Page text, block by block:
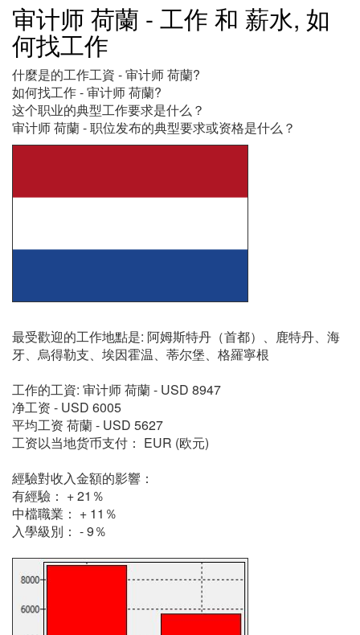
审计师 荷蘭 - 工作 和 薪水, 如
何找工作
什麼是的工作工資 - 审计师 荷蘭?
如何找工作 - 审计师 荷蘭?
这个职业的典型工作要求是什么？
审计师 荷蘭 - 职位发布的典型要求或资格是什么？
最受歡迎的工作地點是: 阿姆斯特丹（首都）、鹿特丹、海
牙、烏得勒支、埃因霍温、蒂尔堡、格羅寧根
工作的工資: 审计师 荷蘭 - USD 8947
净工资 - USD 6005
平均工资 荷蘭 - USD 5627
工资以当地货币支付： EUR (欧元)
經驗對收入金額的影響：
有經驗： + 21％
中檔職業： + 11％
入學級別： - 9％